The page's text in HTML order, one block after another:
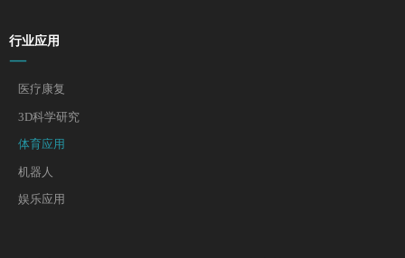
行业应用
—
医疗康复
3D科学研究
体育应用
机器人
娱乐应用